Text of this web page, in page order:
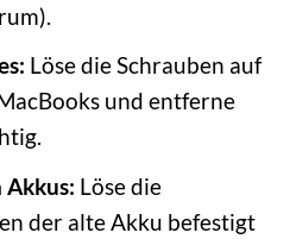
Löse die Schrauben auf
und entferne
Akkus: Löse die
der alte Akku befestigt